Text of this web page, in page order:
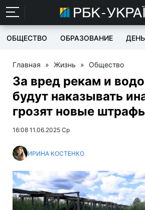
ОБЩЕСТВО ОБРАЗОВАНИЕ
Главная » Жизнь » Общество
За вред рекам и
будут наказывать
грозят новые
16:08 11.06.2025 Ср
ИРИНА КОСТЕНКО